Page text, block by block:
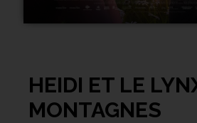
HEIDI ET LE
MONTAGNES